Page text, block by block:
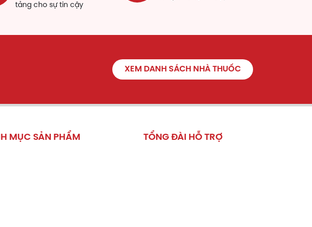
cứu, sáng tạo cải tiến phương thức sản xuất, Gia
tảng cho sự tin cậy
XEM DANH SÁCH NHÀ THUỐC
MỤC SẢN PHẨM TỔNG ĐÀI HỖ TRỢ